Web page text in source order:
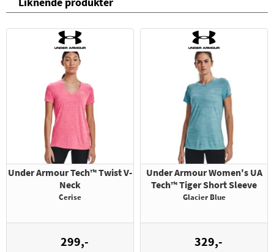
Under Armour Tech™ Twist V-
Neck
Cerise
299,-
Under Armour Women's UA
Tech™ Tiger Short Sleeve
Glacier Blue
329,-